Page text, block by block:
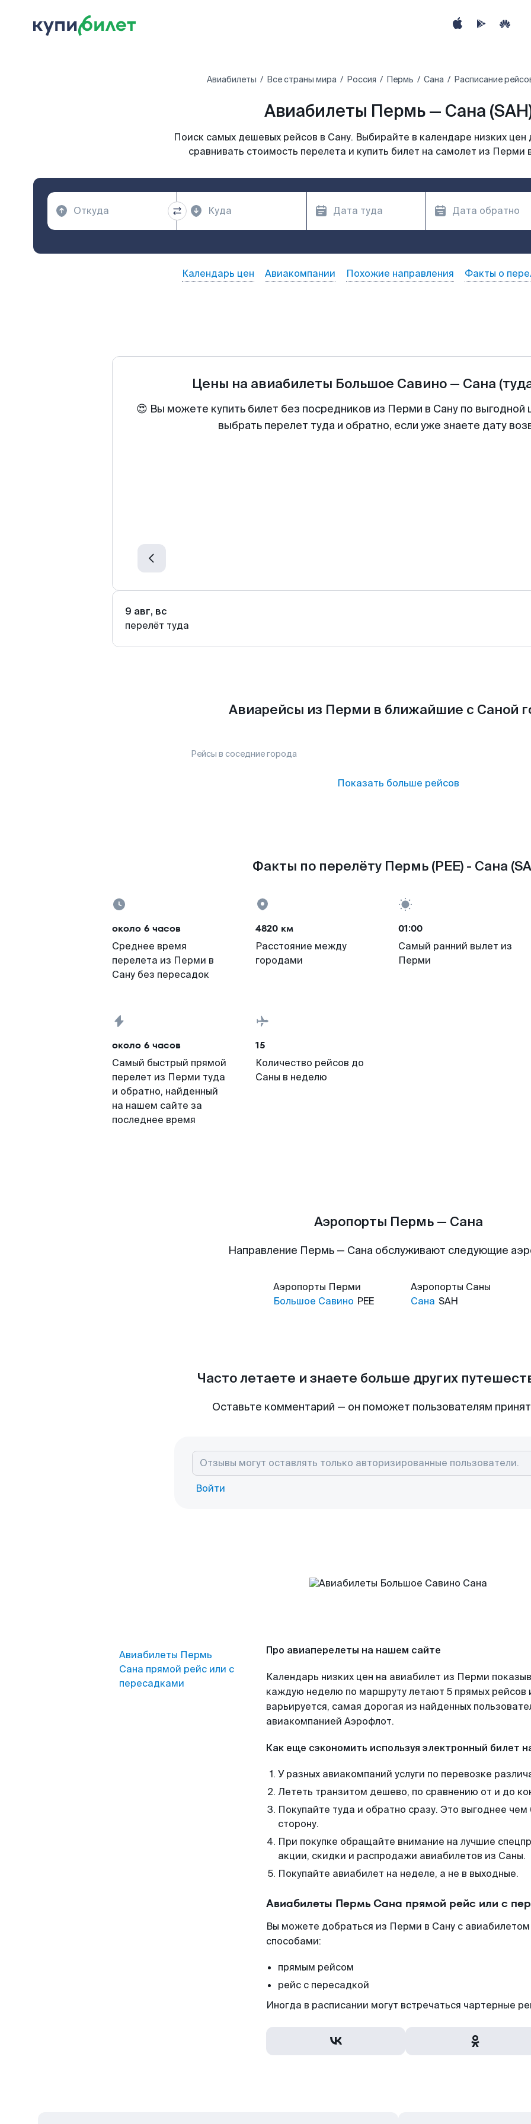
Авиабилеты Все страны мира Россия Пермь Сана Расписание
Авиабилеты Пермь — Сана
Поиск самых дешевых рейсов в Сану. Выбирайте в календаре низких цен
сравнивать стоимость перелета и купить билет на самолет из Перми
Календарь цен Авиакомпании Похожие направления Факты о
Цены на авиабилеты Большое Савино— Сана
😍 Вы можете купить билет без посредников из Перми в Сану по
выбрать перелет туда и обратно, если уже знаете дату
9 авг, вс
перелёт туда
Авиарейсы из Перми в ближайшие с Саной
Рейсы в соседние города
Показать больше рейсов
Факты по перелёту Пермь (PEE) - Сана
около 6 часов
Среднее время
перелета из Перми в
Сану без пересадок
4820 км
Расстояние между
городами
01:00
Самый ранний вылет из
Перми
около 6 часов
Самый быстрый прямой
перелет из Перми туда
и обратно, найденный
на нашем сайте за
последнее время
15
Количество рейсов до
Саны в неделю
Аэропорты Пермь — Сана
Направление Пермь — Сана обслуживают следующие
Аэропорты Перми
Большое Савино PEE
Аэропорты Саны
Сана SAH
Часто летаете и знаете больше других
Оставьте комментарий — он поможет пользователям
Войти
Авиабилеты Пермь
Сана прямой рейс или с
пересадками
Про авиаперелеты на нашем сайте
Календарь низких цен на авиабилет из Перми
каждую неделю по маршруту летают 5 прямых рейсов
варьируется, самая дорогая из найденных
авиакомпанией Аэрофлот.
Как еще сэкономить используя электронный билет
У разных авиакомпаний услуги по перевозке
Лететь транзитом дешево, по сравнению от и до
Покупайте туда и обратно сразу. Это выгоднее
сторону.
При покупке обращайте внимание на лучшие
акции, скидки и распродажи авиабилетов из Саны.
Покупайте авиабилет на неделе, а не в выходные.
Авиабилеты Пермь Сана прямой рейс или с
Вы можете добраться из Перми в Сану с
способами:
прямым рейсом
рейс с пересадкой
Иногда в расписании могут встречаться чартерные